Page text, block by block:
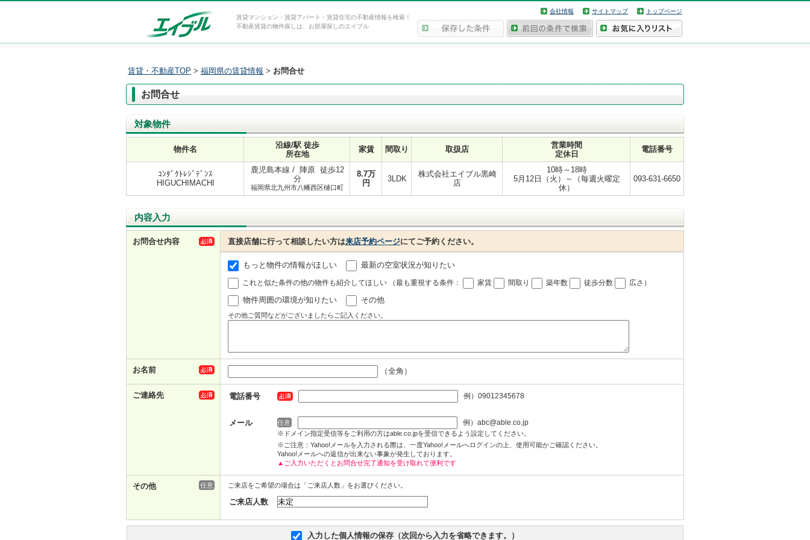
賃貸マンション・賃貸アパート・賃貸住宅の不動産情報を検索！
不動産賃貸の物件探しは、お部屋探しのエイブル
会社情報 サイトマップ トップページ
賃貸・不動産TOP > 福岡県の賃貸情報 > お問合せ
お問合せ
対象物件
物件名
沿線/駅 徒歩
所在地
家賃 間取り 取扱店
営業時間
定休日
電話番号
ｺﾝﾀﾞｸﾄﾚｼﾞﾃﾞﾝｽ
HIGUCHIMACHI
鹿児島本線 / 陣原 徒歩12
分
福岡県北九州市八幡西区樋口町
8.7万
円
3LDK
株式会社エイブル黒崎
店
10時～18時
5月12日（火）～（毎週火曜定
休）
093-631-6650
内容入力
お問合せ内容 直接店舗に行って相談したい方は来店予約ページにてご予約ください。
もっと物件の情報がほしい 最新の空室状況が知りたい
これと似た条件の他の物件も紹介してほしい （最も重視する条件： 家賃 間取り 築年数 徒歩分数 広さ ）
物件周囲の環境が知りたい その他
その他ご質問などがございましたらご記入ください。
お名前 （全角）
ご連絡先 電話番号 例）09012345678
メール 任意 例）abc@able.co.jp
※ドメイン指定受信等をご利用の方はable.co.jpを受信できるよう設定してください。
※ご注意：Yahoo!メールを入力される際は、一度Yahoo!メールへログインの上、使用可能かご確認ください。
Yahoo!メールへの返信が出来ない事象が発生しております。
▲ご入力いただくとお問合せ完了通知を受け取れて便利です
その他 任意 ご来店をご希望の場合は「ご来店人数」をお選びください。
ご来店人数
入力した個人情報の保存（次回から入力を省略できます。）